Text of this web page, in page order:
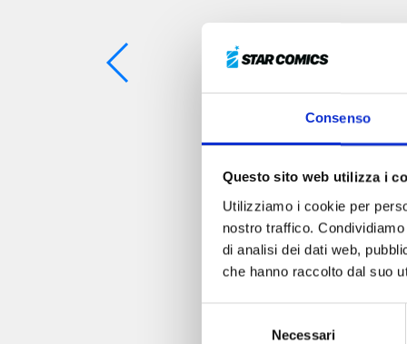
Consenso
Questo sito web utilizza i
Utilizziamo i cookie per
nostro traffico.
di analisi dei dati web,
che hanno raccolto dal suo
Necessari